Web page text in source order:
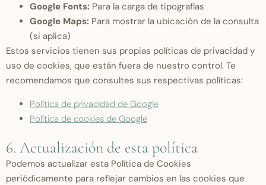
Google Fonts: Para la carga de tipografías
Google Maps: Para mostrar la ubicación de la consulta
(si aplica)
Estos servicios tienen sus propias políticas de privacidad y
uso de cookies, que están fuera de nuestro control. Te
recomendamos que consultes sus respectivas políticas:
Política de privacidad de Google
Política de cookies de Google
6. Actualización de esta política
Podemos actualizar esta Política de Cookies
periódicamente para reflejar cambios en las cookies que